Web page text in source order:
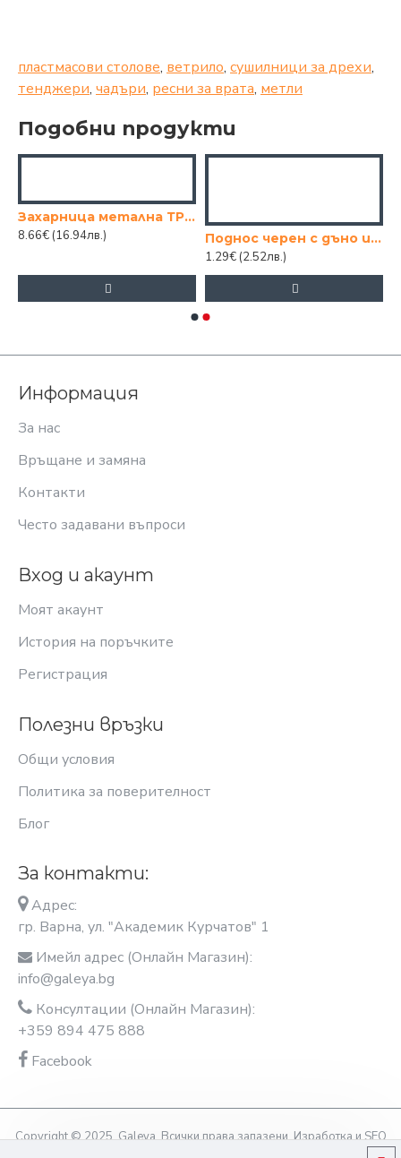
пластмасови столове, ветрило, сушилници за дрехи,
тенджери, чадъри, ресни за врата, метли
Подобни продукти
Захарница метална ТР 12/10
8.66€ (16.94лв.)
Поднос черен с дъно имитация на дърво 18х26
1.29€ (2.52лв.)
Информация
За нас
Връщане и замяна
Контакти
Често задавани въпроси
Вход и акаунт
Моят акаунт
История на поръчките
Регистрация
Полезни връзки
Общи условия
Политика за поверителност
Блог
За контакти:
Адрес:
гр. Варна, ул. "Академик Курчатов" 1
Имейл адрес (Онлайн Магазин):
info@galeya.bg
Консултации (Онлайн Магазин):
+359 894 475 888
Facebook
Copyright © 2025, Galeya, Всички права запазени. Изработка и SEO